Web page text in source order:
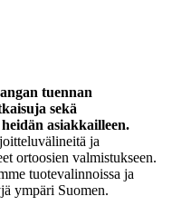
tuennan
sekä
asiakkailleen.
ja
ortoosien valmistukseen.
tuotevalinnoissa ja
ympäri Suomen.